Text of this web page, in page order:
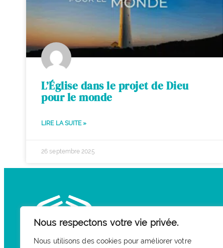
Nous respectons votre vie privée.
Nous utilisons des cookies pour améliorer votre
L’Église dans le projet de Dieu
pour le monde
LIRE LA SUITE »
26 septembre 2025